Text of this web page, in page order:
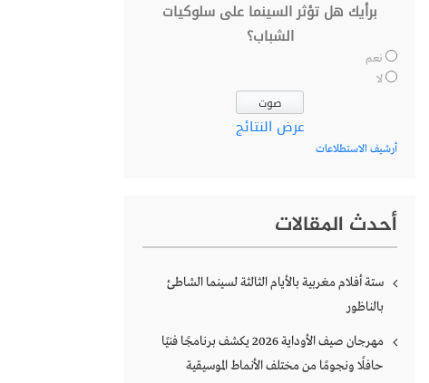
برأيك هل تؤثر السينما على سلوكيات
الشباب؟
نعم
لا
عرض النتائج
أرشيف الاستطلاعات
أحدث المقالات
ستة أفلام مغربية بالأيام الثالثة لسينما الشاطئ
بالناظور
مهرجان صيف الأوداية 2026 يكشف برنامجًا فنيًا
حافلًا ونجومًا من مختلف الأنماط الموسيقية